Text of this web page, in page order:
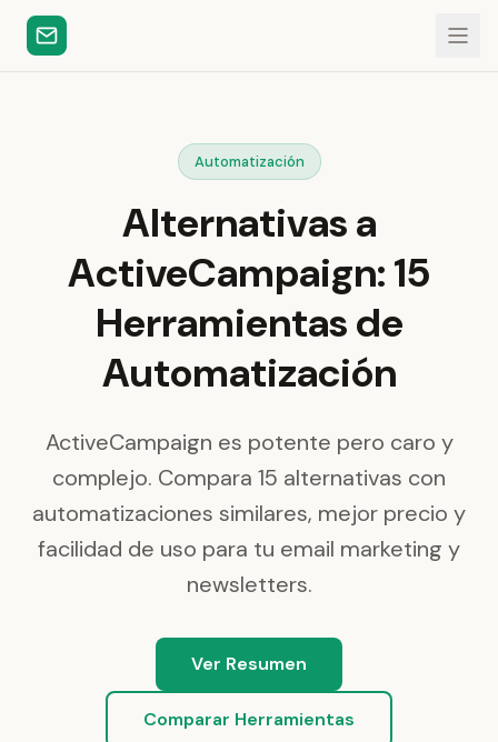
Automatización
Alternativas a
ActiveCampaign: 15
Herramientas de
Automatización
ActiveCampaign es potente pero caro y
complejo. Compara 15 alternativas con
automatizaciones similares, mejor precio y
facilidad de uso para tu email marketing y
newsletters.
Ver Resumen
Comparar Herramientas